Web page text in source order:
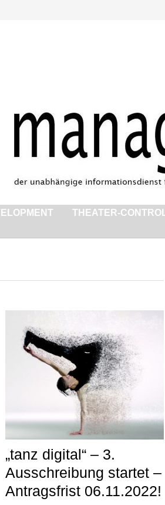
THEATER-
„tanz digital“ – 3.
Ausschreibung startet –
Antragsfrist 06.11.2022!